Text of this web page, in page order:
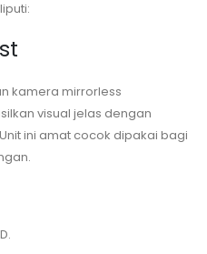
kamera mirrorless
visual jelas dengan
ini amat cocok dipakai bagi